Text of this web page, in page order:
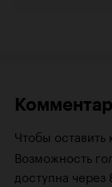
Чтобы
Возможность
доступна